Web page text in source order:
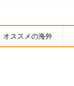
オススメの海外